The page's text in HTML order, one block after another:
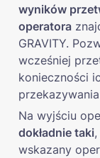
wyników
operatora
GRAVITY.
wcześniej
konieczności
Na wyjściu
dokładnie taki
wskazany